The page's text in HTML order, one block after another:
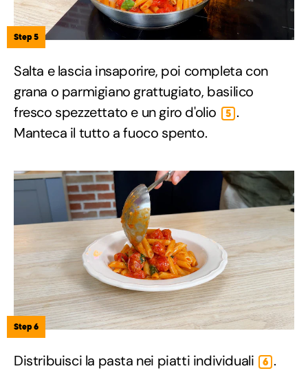
Step 5
Salta e lascia insaporire, poi completa con
grana o parmigiano grattugiato, basilico
fresco spezzettato e un giro d'olio
5 .
Manteca il tutto a fuoco spento.
Step 6
Distribuisci la pasta nei piatti individuali 6 .